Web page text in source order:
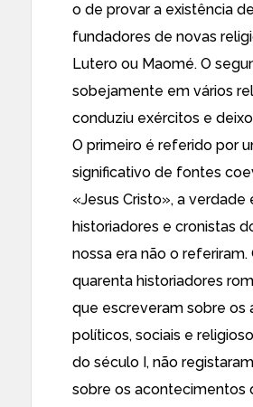
o de provar a existência
fundadores de novas
Lutero ou Maomé. O
sobejamente em vários
conduziu exércitos e
O primeiro é referido por
significativo de fontes
«Jesus Cristo», a verdade
historiadores e cronistas
nossa era não o referiram.
quarenta historiadores
que escreveram sobre os
políticos, sociais e
do século I, não registaram
sobre os acontecimentos